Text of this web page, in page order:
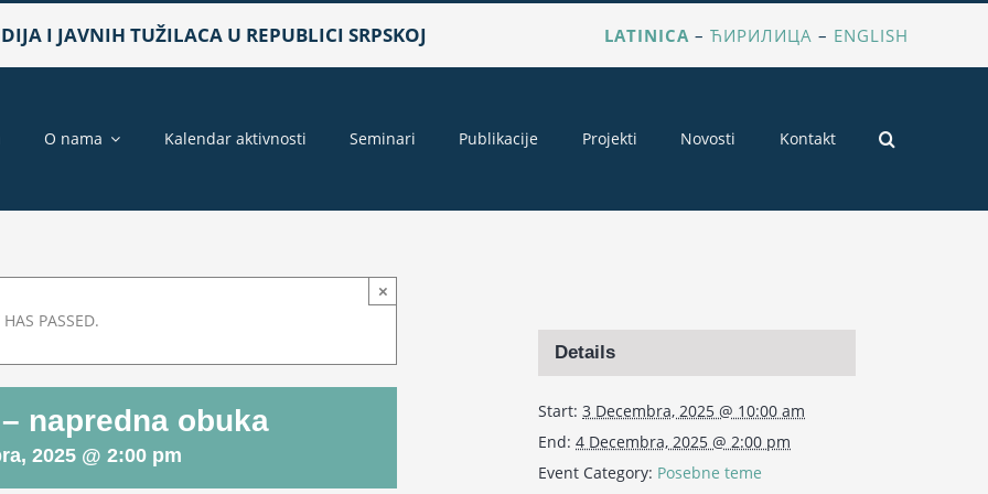
I JAVNIH TUŽILACA U REPUBLICI SRPSKOJ LATINICA –ЋИРИЛИЦА – ENGLISH
O nama Kalendar aktivnosti Seminari Publikacije Projekti Novosti Kontakt
PASSED.
×
napredna obuka
2025 @ 2:00 pm
Details
Start: 3 Decembra, 2025 @ 10:00 am
End: 4 Decembra, 2025 @ 2:00 pm
Event Category: Posebne teme